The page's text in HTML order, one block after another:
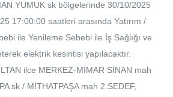
sunabilmek için İnternet
sunulması amacıyla
YUMUK sk bölgelerinde 30/10/2025
17:00:00 saatleri arasında Yatırım /
ile Yenileme Sebebi ile İş Sağlığı ve
elektrik kesintisi yapılacaktır.
ilce MERKEZ-MİMAR SİNAN mah
sk / MİTHATPAŞA mah 2.SEDEF,